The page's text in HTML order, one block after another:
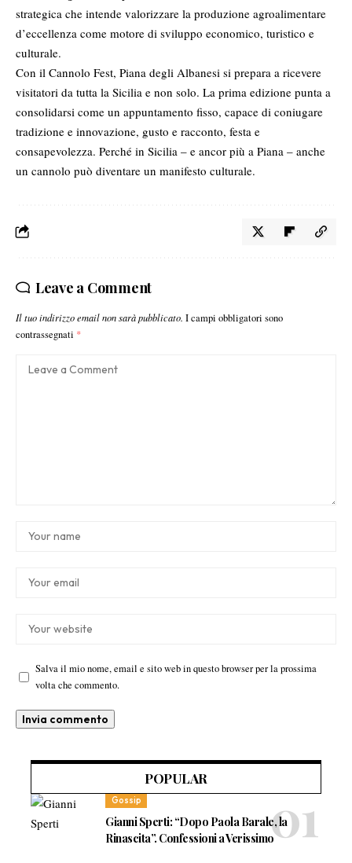
strategica che intende valorizzare la produzione agroalimentare
d’eccellenza come motore di sviluppo economico, turistico e
culturale.
Con il Cannolo Fest, Piana degli Albanesi si prepara a ricevere
visitatori da tutta la Sicilia e non solo. La prima edizione punta a
consolidarsi come un appuntamento fisso, capace di coniugare
tradizione e innovazione, gusto e racconto, festa e
consapevolezza. Perché in Sicilia – e ancor più a Piana – anche
un cannolo può diventare un manifesto culturale.
Leave a Comment
Il tuo indirizzo email non sarà pubblicato. I campi obbligatori sono
contrassegnati *
Salva il mio nome, email e sito web in questo browser per la prossima
volta che commento.
POPULAR
Gossip
Gianni Sperti: “Dopo Paola Barale, la
Rinascita”. Confessioni a Verissimo